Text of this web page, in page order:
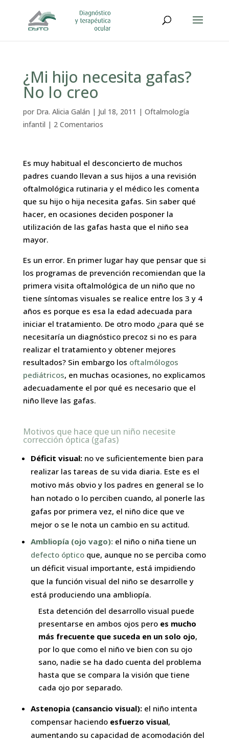
¿Mi hijo necesita gafas?
No lo creo
por Dra. Alicia Galán | Jul 18, 2011 | Oftalmología
infantil | 2 Comentarios
Es muy habitual el desconcierto de muchos
padres cuando llevan a sus hijos a una revisión
oftalmológica rutinaria y el médico les comenta
que su hijo o hija necesita gafas. Sin saber qué
hacer, en ocasiones deciden posponer la
utilización de las gafas hasta que el niño sea
mayor.
Es un error. En primer lugar hay que pensar que si
los programas de prevención recomiendan que la
primera visita oftalmológica de un niño que no
tiene síntomas visuales se realice entre los 3 y 4
años es porque es esa la edad adecuada para
iniciar el tratamiento. De otro modo ¿para qué se
necesitaría un diagnóstico precoz si no es para
realizar el tratamiento y obtener mejores
resultados? Sin embargo los oftalmólogos
pediátricos, en muchas ocasiones, no explicamos
adecuadamente el por qué es necesario que el
niño lleve las gafas.
Motivos que hace que un niño necesite
corrección óptica (gafas)
Déficit visual:no ve suficientemente bien para
realizar las tareas de su vida diaria. Este es el
motivo más obvio y los padres en general se lo
han notado o lo perciben cuando, al ponerle las
gafas por primera vez, el niño dice que ve
mejor o se le nota un cambio en su actitud.
Ambliopía (ojo vago):el niño o niña tiene un
defecto ópticoque, aunque no se perciba como
un déficit visual importante, está impidiendo
que la función visual del niño se desarrolle y
está produciendo una ambliopía.
Esta detención del desarrollo visual puede
presentarse en ambos ojos pero es mucho
más frecuente que suceda en un solo ojo,
por lo que como el niño ve bien con su ojo
sano, nadie se ha dado cuenta del problema
hasta que se compara la visión que tiene
cada ojo por separado.
Astenopia (cansancio visual): el niño intenta
compensar haciendo esfuerzo visual,
aumentando su capacidad de acomodación del